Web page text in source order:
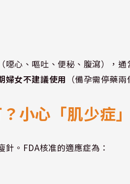
噁心、嘔吐、便秘、腹瀉），
婦女不建議使用 （備孕需停藥兩
小心「肌少症
。FDA核准的適應症為：